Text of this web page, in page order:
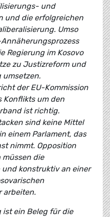
und
und die erfolgreichen
Umso
Regierung im Kosovo
zu Justizreform und
umsetzen.
der EU-Kommission
Konflikts um den
ist richtig.
sind keine Mittel
einem Parlament, das
nimmt. Opposition
die
konstruktiv an einer
arbeiten.
ist ein Beleg für die